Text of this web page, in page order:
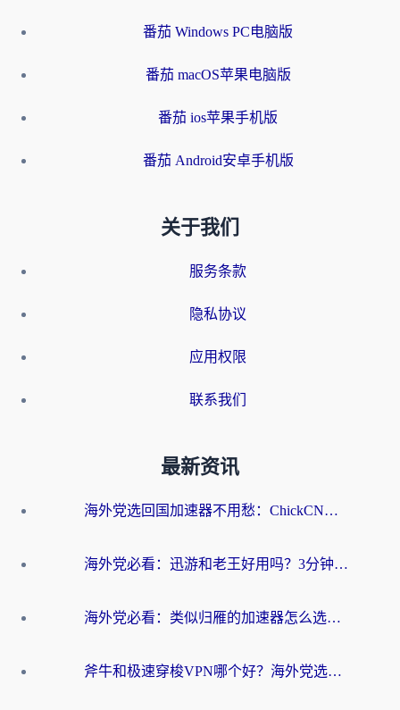
番茄 Windows PC电脑版
番茄 macOS苹果电脑版
番茄 ios苹果手机版
番茄 Android安卓手机版
关于我们
服务条款
隐私协议
应用权限
联系我们
最新资讯
海外党选回国加速器不用愁：ChickCN和洞见哪个好？一篇搞定所有疑问
海外党必看：迅游和老王好用吗？3分钟选对加速国内网络的加速器
海外党必看：类似归雁的加速器怎么选？一篇搞定无缝访问国内资源
斧牛和极速穿梭VPN哪个好？海外党选回国加速器必看的真实对比与避坑指南